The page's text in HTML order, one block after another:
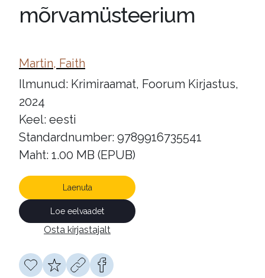
mõrvamüsteerium
Martin, Faith
Ilmunud: Krimiraamat, Foorum Kirjastus,
2024
Keel: eesti
Standardnumber: 9789916735541
Maht: 1.00 MB (EPUB)
Laenuta
Loe eelvaadet
Osta kirjastajalt